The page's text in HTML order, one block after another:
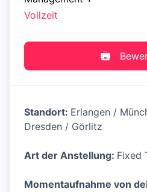
Vollzeit
Standort: Erlangen /
Dresden / Görlitz
Art der Anstellung: Fixed
Momentaufnahme von